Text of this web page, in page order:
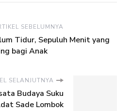
SEBELUMNYA
Tidur, Sepuluh Menit yang
bagi Anak
SELANJUTNYA
Budaya Suku
Sade Lombok